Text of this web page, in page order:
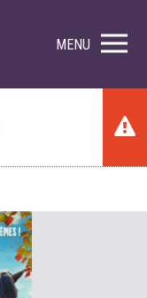
MENU